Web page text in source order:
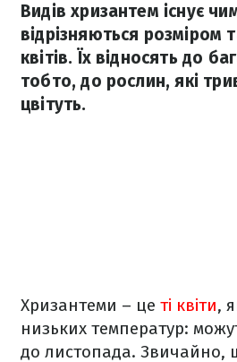
Видів хризантем існує
відрізняються розміром
квітів. Їх відносять до
тобто, до рослин, які
цвітуть.
Хризантеми – це ті квіти,
низьких температур:
до листопада. Звичайно,